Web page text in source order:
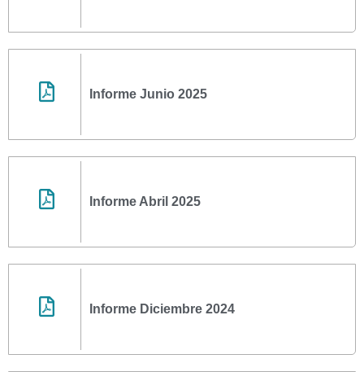
Informe Junio 2025
Informe Abril 2025
Informe Diciembre 2024